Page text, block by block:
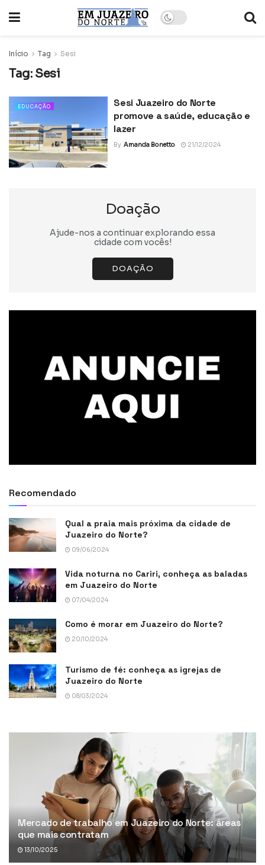
Início Tag Sesi
Tag: Sesi
EDUCAÇÃO
Sesi Juazeiro do Norte
promove a saúde, educação e
lazer
By Amanda Bonetto 21/12/2024
Doação
Ajude-nos a continuar explorando essa
cidade com vocês!
DOAÇÃO
Recomendado
Qual a praia mais próxima da cidade de
Juazeiro do Norte?
09/06/2024
Vida noturna no Cariri, conheça as baladas
em Juazeiro do Norte
07/04/2024
Como é morar em Juazeiro do Norte?
20/10/2024
Turismo de fé: conheça as igrejas de
Juazeiro do Norte
08/03/2024
Mercado de trabalho em Juazeiro do Norte: áreas
que mais contratam
13/10/2025